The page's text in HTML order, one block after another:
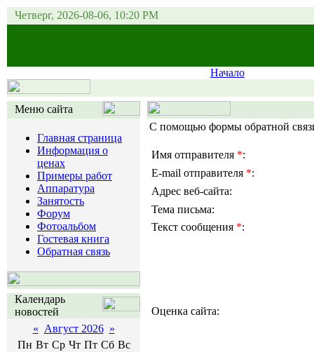
Четверг, 2026-08-06, 10:20 PM
Начало
Меню сайта
Главная страница
Информация о
ценах
Примеры работ
Аппаратура
Занятость
Форум
Фотоальбом
Гостевая книга
Обратная связь
Календарь
новостей
« Август 2026 »
Пн Вт Ср Чт Пт Сб Вс
С помощью формы обратной
Имя отправителя *:
E-mail отправителя *:
Адрес веб-сайта:
Тема письма:
Текст сообщения *:
Оценка сайта: